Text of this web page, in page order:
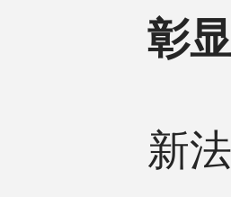
彰显
新法